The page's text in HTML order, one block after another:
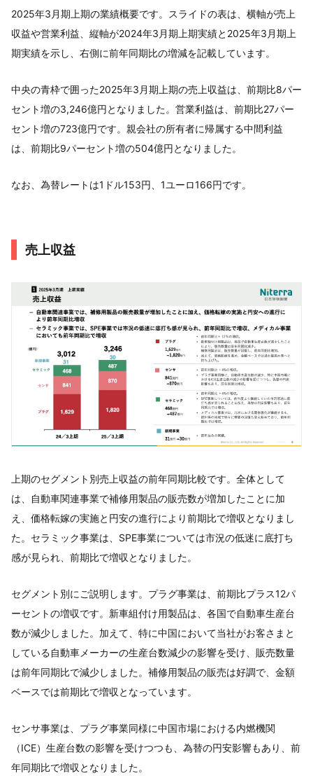
2025年3月期上期の業績概要です。スライドの表は、横軸が売上
収益や営業利益、縦軸が2024年3月期上期実績と2025年3月期上
期実績を示し、右側に前年同期比の増減を記載しています。
中央の青枠で囲った2025年3月期上期の売上収益は、前期比8パー
セント増の3,246億円となりました。営業利益は、前期比27パー
セント増の723億円です。親会社の所有者に帰属する中間利益
は、前期比9パーセント増の504億円となりました。
なお、為替レートは1ドル153円、1ユーロ166円です。
売上収益
上期のセグメント別売上収益の前年同期比較です。全体として
は、自動車関連事業で補修用製品の販売数が増加したことに加
え、価格転嫁の実施と円安の進行により前期比で増収となりまし
た。セラミック事業は、SPE事業については市況の低迷に底打ち
感が見られ、前期比で増収となりました。
セグメント別にご説明します。プラグ事業は、前期比プラス12パ
ーセントの増収です。新車組付け用製品は、各国で自動車生産台
数が減少しました。加えて、特に中国において当社がお客さまと
している自動車メーカーの生産台数減少の影響を受け、販売数量
は前年同期比で減少しました。補修用製品の販売は好調で、金額
ベースでは前期比で増収となっています。
センサ事業は、プラグ事業同様に中国市場における内燃機関
（ICE）生産台数の影響を受けつつも、為替の円安影響もあり、前
年同期比で増収となりました。